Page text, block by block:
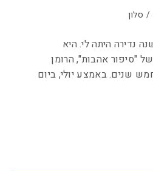
/ סלון
נדירה היתה לי. היא
"סיפור אהבות", הרומן
שנים. באמצע יולי, ביום